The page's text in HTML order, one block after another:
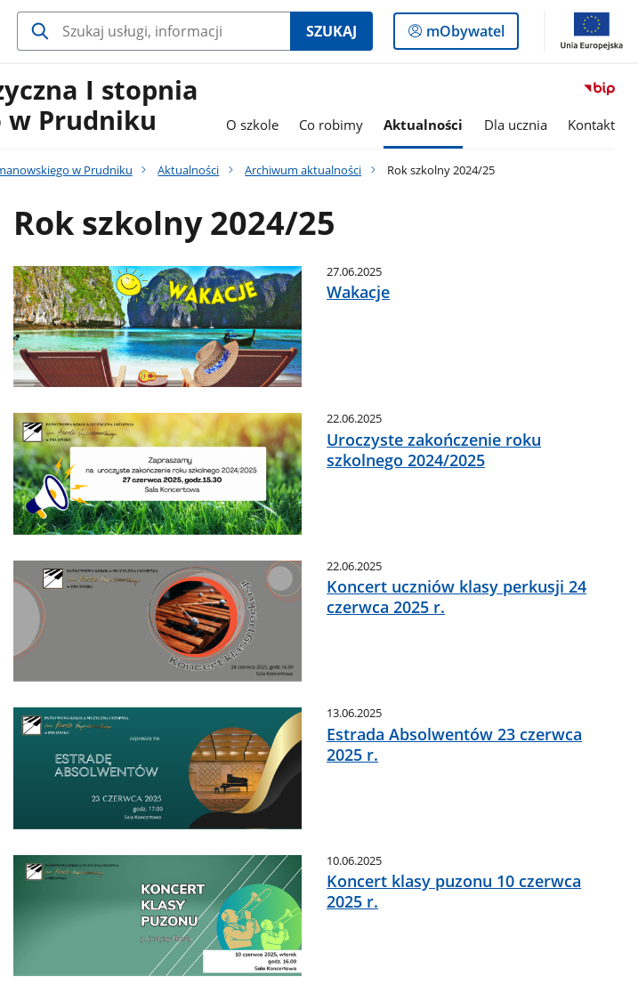
SZUKAJ
Logowanie
do
mObywatel
I stopnia
w Prudniku
O szkole Co robimy Aktualności Dla ucznia Kontakt
w Prudniku Aktualności Archiwum aktualności Rok szkolny 2024/25
Rok szkolny 2024/25
27.06.2025
Wakacje
22.06.2025
Uroczyste zakończenie roku
szkolnego 2024/2025
22.06.2025
Koncert uczniów klasy perkusji 24
czerwca 2025 r.
13.06.2025
Estrada Absolwentów 23 czerwca
2025 r.
10.06.2025
Koncert klasy puzonu 10 czerwca
2025 r.